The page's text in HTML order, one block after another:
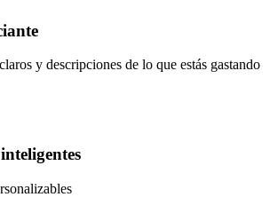
y descripciones de lo que estás gastando